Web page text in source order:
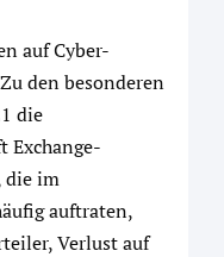
auf Cyber-
den besonderen
die
Exchange-
die im
auftraten,
Verlust auf